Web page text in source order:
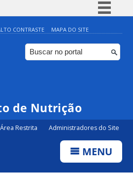
Simplifique!
Comunica BR
Participe
Canais
CONTRASTE MAPA DO SITE
de Nutrição
Área Restrita Administradores do Site
MENU